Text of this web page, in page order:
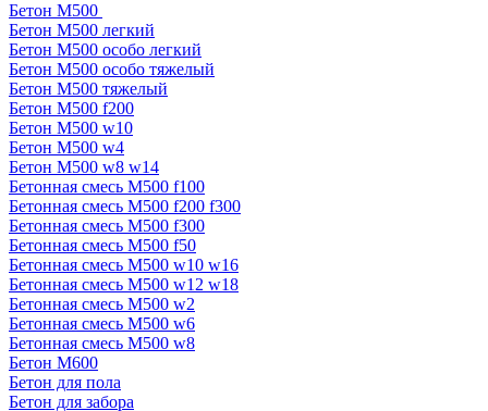
Бетон М500
Бетон М500 легкий
Бетон М500 особо легкий
Бетон М500 особо тяжелый
Бетон М500 тяжелый
Бетон М500 f200
Бетон М500 w10
Бетон М500 w4
Бетон М500 w8 w14
Бетонная смесь М500 f100
Бетонная смесь М500 f200 f300
Бетонная смесь М500 f300
Бетонная смесь М500 f50
Бетонная смесь М500 w10 w16
Бетонная смесь М500 w12 w18
Бетонная смесь М500 w2
Бетонная смесь М500 w6
Бетонная смесь М500 w8
Бетон М600
Бетон для пола
Бетон для забора